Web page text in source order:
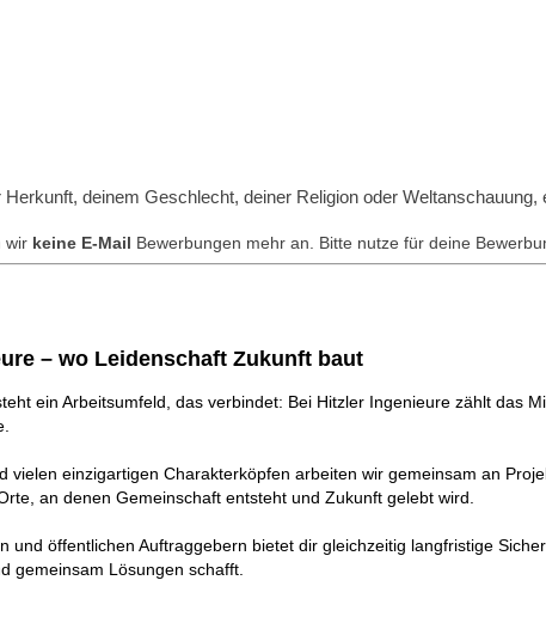
deinem Geschlecht, deiner Religion oder
wir keine E-Mail Bewerbungen mehr an. Bitte nutze für deine
– wo Leidenschaft Zukunft baut
ein Arbeitsumfeld, das verbindet: Bei Hitzler Ingenieure zählt das
vielen einzigartigen Charakterköpfen arbeiten wir gemeinsam an
an denen Gemeinschaft entsteht und Zukunft gelebt wird.
und öffentlichen Auftraggebern bietet dir gleichzeitig langfristige
gemeinsam Lösungen schafft.